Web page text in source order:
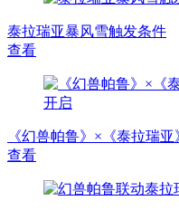
泰拉瑞亚暴风雪触发条件
查看
《幻兽帕鲁》×《泰拉瑞
查看